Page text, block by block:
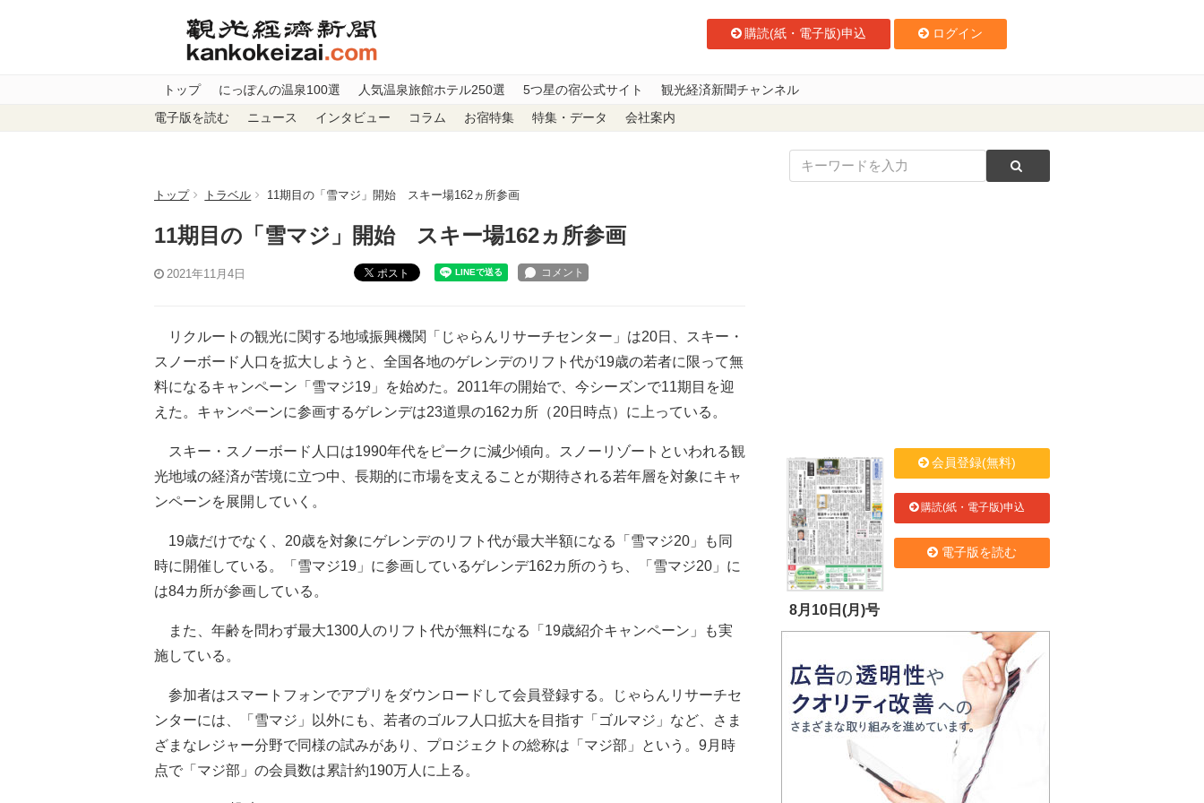
購読(紙・電子版)申込 ログイン
トップ にっぽんの温泉100選 人気温泉旅館ホテル250選 5つ星の宿公式サイト 観光経済新聞チャンネル
電子版を読む ニュース インタビュー コラム お宿特集 特集・データ 会社案内
トップ トラベル 11期目の「雪マジ」開始 スキー場162ヵ所参画
11期目の「雪マジ」開始 スキー場162ヵ所参画
2021年11月4日 ポスト
リクルートの観光に関する地域振興機関「じゃらんリサーチセンター」は20日、スキー・
スノーボード人口を拡大しようと、全国各地のゲレンデのリフト代が19歳の若者に限って無
料になるキャンペーン「雪マジ19」を始めた。2011年の開始で、今シーズンで11期目を迎
えた。キャンペーンに参画するゲレンデは23道県の162カ所（20日時点）に上っている。
スキー・スノーボード人口は1990年代をピークに減少傾向。スノーリゾートといわれる観
光地域の経済が苦境に立つ中、長期的に市場を支えることが期待される若年層を対象にキャ
ンペーンを展開していく。
19歳だけでなく、20歳を対象にゲレンデのリフト代が最大半額になる「雪マジ20」も同
時に開催している。「雪マジ19」に参画しているゲレンデ162カ所のうち、「雪マジ20」に
は84カ所が参画している。
また、年齢を問わず最大1300人のリフト代が無料になる「19歳紹介キャンペーン」も実
施している。
参加者はスマートフォンでアプリをダウンロードして会員登録する。じゃらんリサーチセ
ンターには、「雪マジ」以外にも、若者のゴルフ人口拡大を目指す「ゴルマジ」など、さま
ざまなレジャー分野で同様の試みがあり、プロジェクトの総称は「マジ部」という。9月時
点で「マジ部」の会員数は累計約190万人に上る。
8月10日(月)号
会員登録(無料)
購読(紙・電子版)申込
電子版を読む